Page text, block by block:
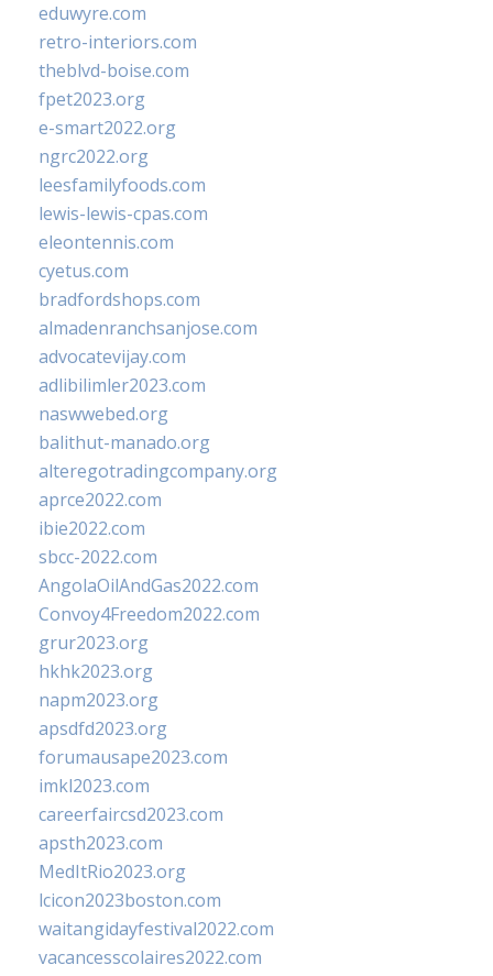
eduwyre.com
retro-interiors.com
theblvd-boise.com
fpet2023.org
e-smart2022.org
ngrc2022.org
leesfamilyfoods.com
lewis-lewis-cpas.com
eleontennis.com
cyetus.com
bradfordshops.com
almadenranchsanjose.com
advocatevijay.com
adlibilimler2023.com
naswwebed.org
balithut-manado.org
alteregotradingcompany.org
aprce2022.com
ibie2022.com
sbcc-2022.com
AngolaOilAndGas2022.com
Convoy4Freedom2022.com
grur2023.org
hkhk2023.org
napm2023.org
apsdfd2023.org
forumausape2023.com
imkl2023.com
careerfaircsd2023.com
apsth2023.com
MedItRio2023.org
lcicon2023boston.com
waitangidayfestival2022.com
vacancesscolaires2022.com